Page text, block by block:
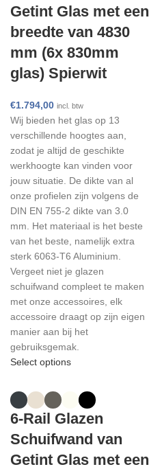
Getint Glas met een
breedte van 4830
mm (6x 830mm
glas) Spierwit
€1.794,00 incl. btw
Wij bieden het glas op 13
verschillende hoogtes aan,
zodat je altijd de geschikte
werkhoogte kan vinden voor
jouw situatie. De dikte van al
onze profielen zijn volgens de
DIN EN 755-2 dikte van 3.0
mm. Het materiaal is het beste
van het beste, namelijk extra
sterk 6063-T6 Aluminium.
Vergeet niet je glazen
schuifwand compleet te maken
met onze accessoires, elk
accessoire draagt op zijn eigen
manier aan bij het
gebruiksgemak.
Select options
6-Rail Glazen
Schuifwand van
Getint Glas met een